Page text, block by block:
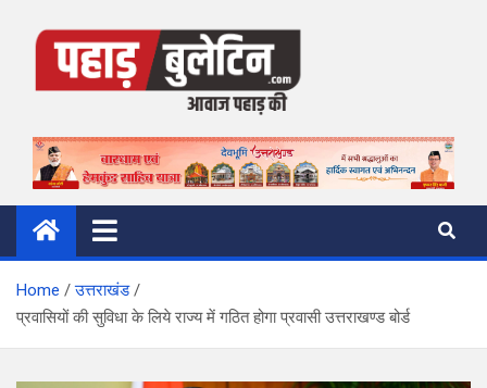
Pahad Bulletin
पहाड़ की आवाज
Home
उत्तराखंड
प्रवासियों की सुविधा के लिये राज्य में गठित होगा प्रवासी उत्तराखण्ड बोर्ड